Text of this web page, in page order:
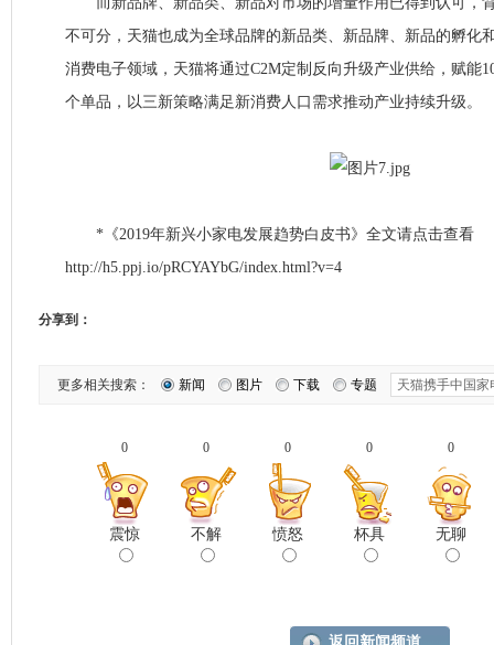
不可分，天猫也成为全球品牌的新品类、新品牌、新品的孵化
消费电子领域，天猫将通过C2M定制反向升级产业供给，赋能
个单品，以三新策略满足新消费人口需求推动产业持续升级。
*《2019年新兴小家电发展趋势白皮书》全文请点击查看
http://h5.ppj.io/pRCYAYbG/index.html?v=4
分享到：
更多相关搜索： 新闻 图片 下载 专题
0
震惊
0
不解
0
愤怒
0
杯具
0
无聊